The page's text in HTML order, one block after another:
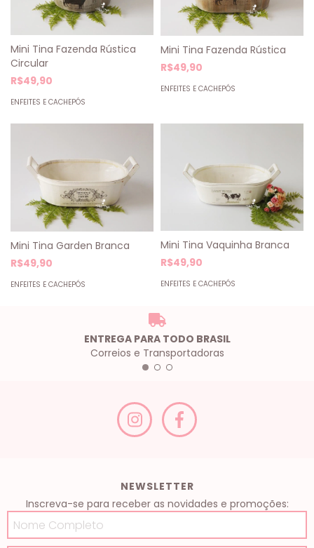
Mini Tina Fazenda Rústica
Circular
R$49,90
ENFEITES E CACHEPÓS
Mini Tina Fazenda Rústica
R$49,90
ENFEITES E CACHEPÓS
Mini Tina Garden Branca
R$49,90
ENFEITES E CACHEPÓS
Mini Tina Vaquinha Branca
R$49,90
ENFEITES E CACHEPÓS
ENTREGA PARA TODO BRASIL
Correios e Transportadoras
NEWSLETTER
Inscreva-se para receber as novidades e promoções: